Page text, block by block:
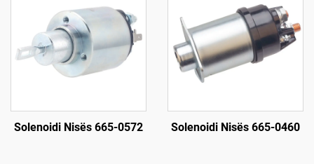
Solenoidi Nisës 665-0572 Solenoidi Nisës 665-0460